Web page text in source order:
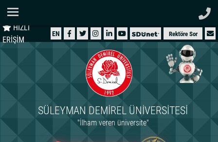
HIZLI
ERİŞİM
EN Rektöre Sor
SÜLEYMAN DEMIREL ÜNIVERSITESI
"İlham veren üniversite"
ÜNİVERSİTEMİZ
İDARİ
ARAŞTIRMA